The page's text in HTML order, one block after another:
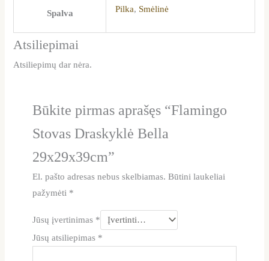
Spalva Pilka, Smėlinė
Atsiliepimai
Atsiliepimų dar nėra.
Būkite pirmas aprašęs “Flamingo
Stovas Draskyklė Bella
29x29x39cm”
El. pašto adresas nebus skelbiamas. Būtini laukeliai
pažymėti *
Jūsų įvertinimas *
Jūsų atsiliepimas *